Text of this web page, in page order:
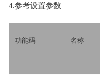
4.参考设置参数
功能码 名称